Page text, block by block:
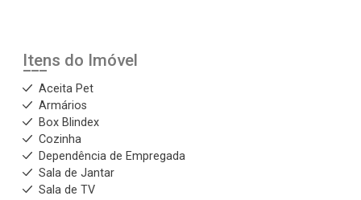
Itens do Imóvel
Aceita Pet
Armários
Box Blindex
Cozinha
Dependência de Empregada
Sala de Jantar
Sala de TV